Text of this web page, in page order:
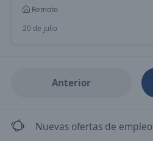
Remoto
20 de julio
Anterior
Nuevas ofertas de empleo